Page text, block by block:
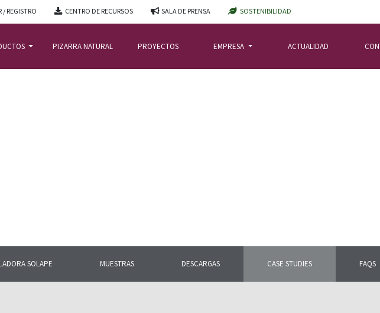
/ REGISTRO CENTRO DE RECURSOS SALA DE PRENSA SOSTENIBILIDAD
PIZARRA NATURAL PROYECTOS EMPRESA ACTUALIDAD
nuestros mejores proyectos.
SOLAPE MUESTRAS DESCARGAS CASE STUDIES FAQS